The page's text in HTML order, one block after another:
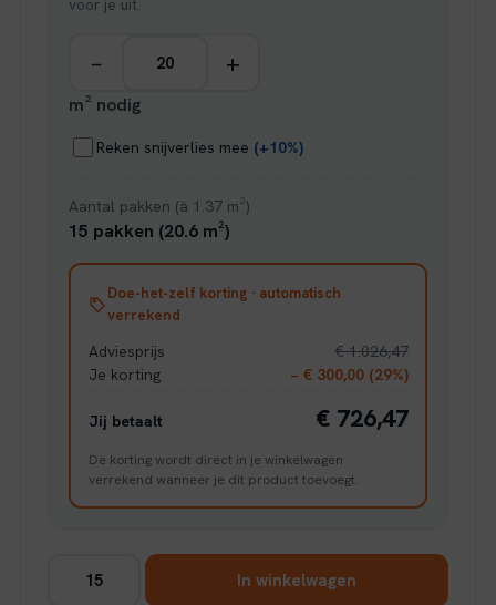
voor je uit.
− +
m² nodig
Reken snijverlies mee (+10%)
Aantal pakken (à 1.37 m²)
15 pakken (20.6 m²)
Doe-het-zelf korting · automatisch
verrekend
Adviesprijs
€ 1.026,47
Je korting
− € 300,00 (29%)
Jij betaalt € 726,47
De korting wordt direct in je winkelwagen
verrekend wanneer je dit product toevoegt.
Vivero
In winkelwagen